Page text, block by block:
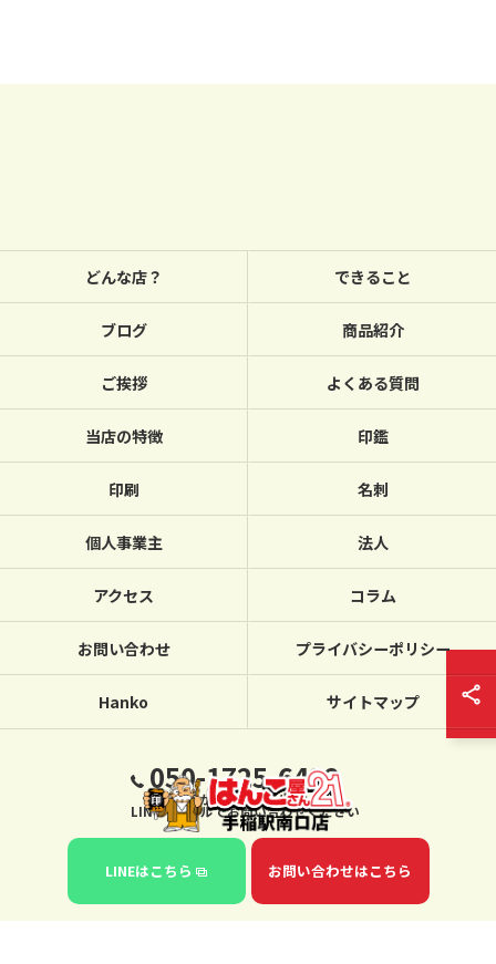
050-1725-6432
繋がらない場合は、
LINE・メールでお問い合わせください
LINEはこちら お問い合わせはこちら
どんな店？ できること
ブログ 商品紹介
ご挨拶 よくある質問
当店の特徴 印鑑
印刷 名刺
個人事業主 法人
アクセス コラム
お問い合わせ プライバシーポリシー
Hanko サイトマップ
© 2026 北海道札幌のハンコならはんこ屋さん21手稲駅南口店 ALL RIGHTS
RESERVED.